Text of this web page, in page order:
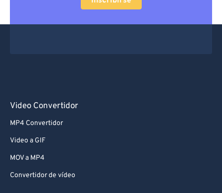
Video Convertidor
MP4 Convertidor
Video a GIF
MOV a MP4
Convertidor de vídeo